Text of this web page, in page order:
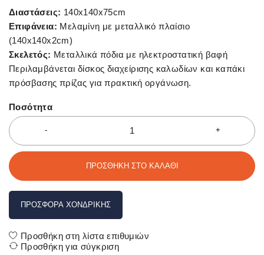
Διαστάσεις: 140x140x75cm
Επιφάνεια: Μελαμίνη με μεταλλικό πλαίσιο
(140x140x2cm)
Σκελετός: Μεταλλικά πόδια με ηλεκτροστατική βαφή
Περιλαμβάνεται δίσκος διαχείρισης καλωδίων και καπάκι
πρόσβασης πρίζας για πρακτική οργάνωση.
Ποσότητα
ΠΡΟΣΘΉΚΗ ΣΤΟ ΚΑΛΆΘΙ
ΠΡΟΣΦΟΡΆ ΧΟΝΔΡΙΚΉΣ
Προσθήκη στη λίστα επιθυμιών
Προσθήκη για σύγκριση